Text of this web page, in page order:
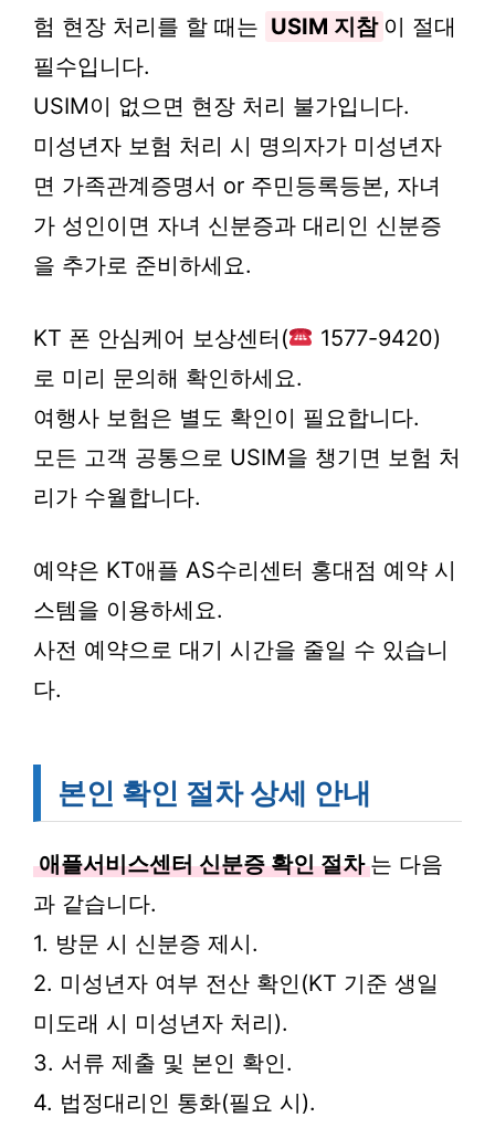
험 현장 처리를 할 때는 USIM 지참 이 절대
필수입니다.
USIM이 없으면 현장 처리 불가입니다.
미성년자 보험 처리 시 명의자가 미성년자
면 가족관계증명서 or 주민등록등본, 자녀
가 성인이면 자녀 신분증과 대리인 신분증
을 추가로 준비하세요.
KT 폰 안심케어 보상센터(
1577-9420)
로 미리 문의해 확인하세요.
여행사 보험은 별도 확인이 필요합니다.
모든 고객 공통으로 USIM을 챙기면 보험 처
리가 수월합니다.
예약은 KT애플 AS수리센터 홍대점 예약 시
스템을 이용하세요.
사전 예약으로 대기 시간을 줄일 수 있습니
다.
본인 확인 절차 상세 안내
애플서비스센터 신분증 확인 절차 는 다음
과 같습니다.
1. 방문 시 신분증 제시.
2. 미성년자 여부 전산 확인(KT 기준 생일
미도래 시 미성년자 처리).
3. 서류 제출 및 본인 확인.
4. 법정대리인 통화(필요 시).